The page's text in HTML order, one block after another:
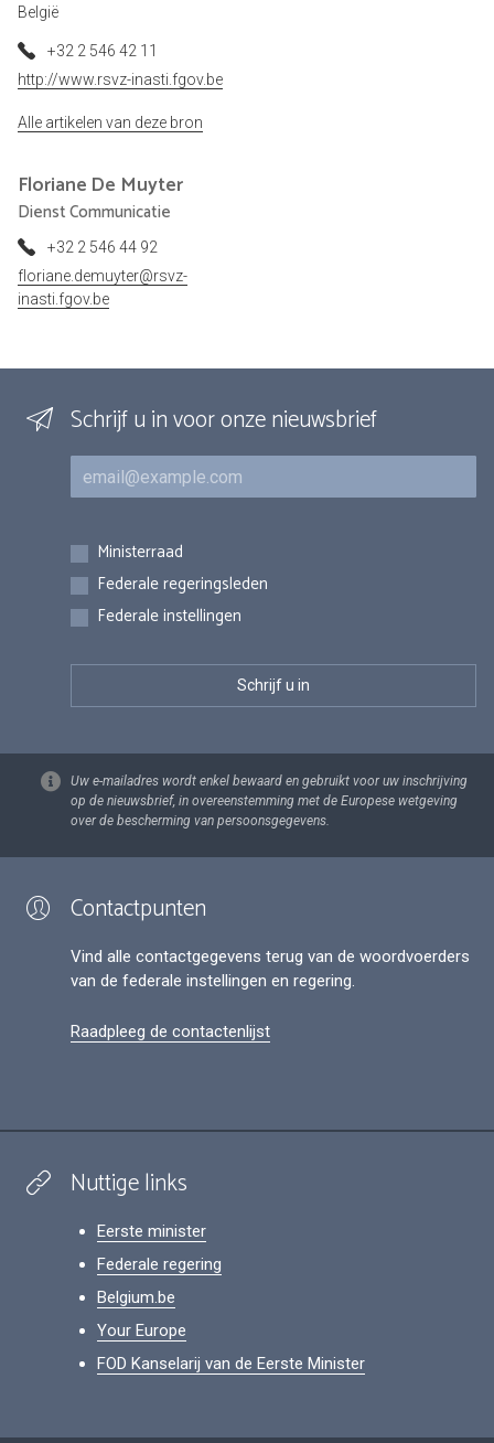
België
+32 2 546 42 11
http://www.rsvz-inasti.fgov.be
Alle artikelen van deze bron
Floriane De Muyter
Dienst Communicatie
+32 2 546 44 92
floriane.demuyter@rsvz-
inasti.fgov.be
Schrijf u in voor onze nieuwsbrief
E-mail
Inschrijvingen
Ministerraad
Federale regeringsleden
Federale instellingen
Uw e-mailadres wordt enkel bewaard en gebruikt voor uw inschrijving
op de nieuwsbrief, in overeenstemming met de Europese wetgeving
over de bescherming van persoonsgegevens.
Contactpunten
Vind alle contactgegevens terug van de woordvoerders
van de federale instellingen en regering.
Raadpleeg de contactenlijst
Nuttige links
Eerste minister
Federale regering
Belgium.be
Your Europe
FOD Kanselarij van de Eerste Minister